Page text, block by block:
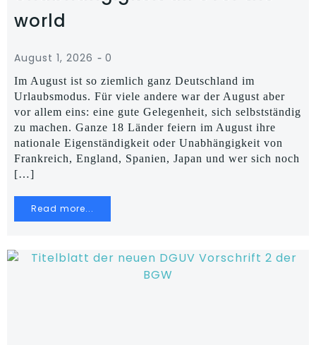
world
August 1, 2026 - 0
Im August ist so ziemlich ganz Deutschland im
Urlaubsmodus. Für viele andere war der August aber
vor allem eins: eine gute Gelegenheit, sich selbstständig
zu machen. Ganze 18 Länder feiern im August ihre
nationale Eigenständigkeit oder Unabhängigkeit von
Frankreich, England, Spanien, Japan und wer sich noch
[…]
Read more...